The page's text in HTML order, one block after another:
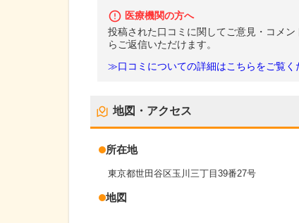
医療機関の方へ
投稿された口コミに関してご意見・コメ
らご返信いただけます。
≫口コミについての詳細はこちらをご覧く
地図・アクセス
所在地
東京都世田谷区玉川三丁目39番27号
地図